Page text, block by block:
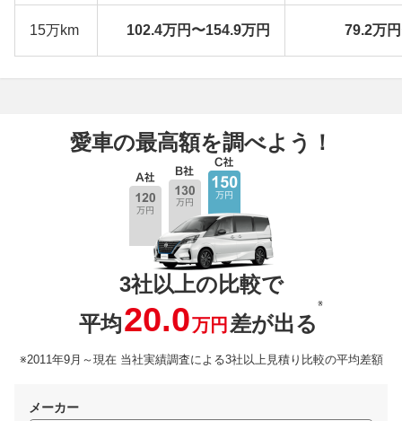
15万km 102.4万円〜154.9万円 79.2万
愛車の最高額を調べよう！
3社以上の比較で
平均20.0万円 差が出る
※
※2011年9月～現在 当社実績調査による3社以上見積り比較の平均差額
メーカー